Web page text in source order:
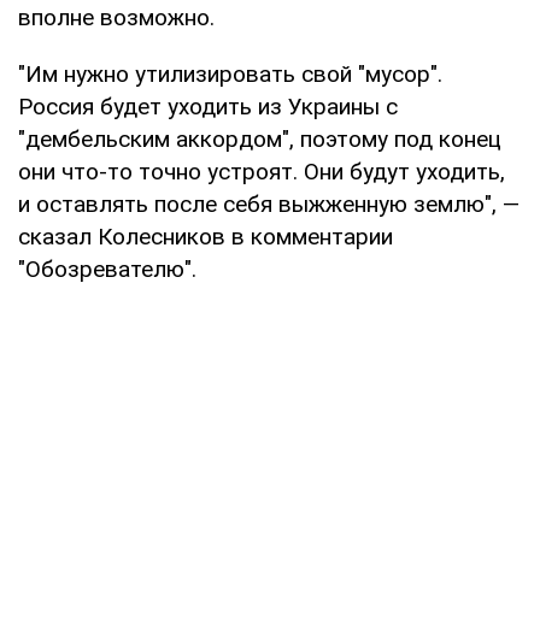
вполне возможно.
"Им нужно утилизировать свой "мусор".
Россия будет уходить из Украины с
"дембельским аккордом", поэтому под конец
они что-то точно устроят. Они будут уходить,
и оставлять после себя выжженную землю", —
сказал Колесников в комментарии
"Обозревателю".